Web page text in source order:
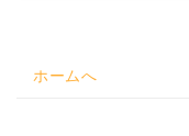
ホームへ